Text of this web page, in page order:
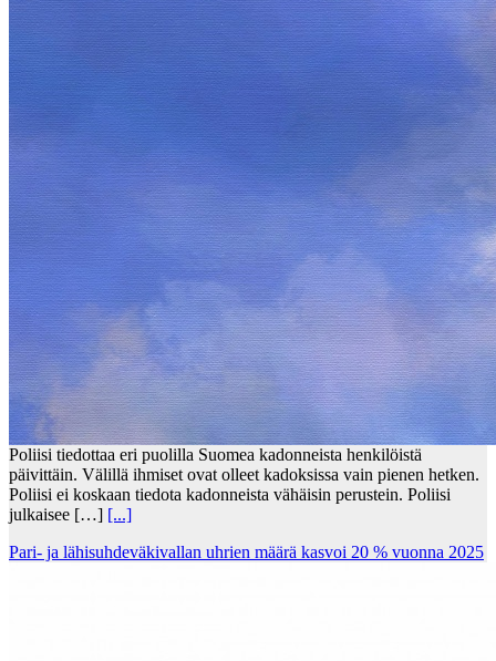
Poliisi tiedottaa eri puolilla Suomea kadonneista henkilöistä
päivittäin. Välillä ihmiset ovat olleet kadoksissa vain pienen hetken.
Poliisi ei koskaan tiedota kadonneista vähäisin perustein. Poliisi
julkaisee […] [...]
Pari- ja lähisuhdeväkivallan uhrien määrä kasvoi 20 % vuonna 2025